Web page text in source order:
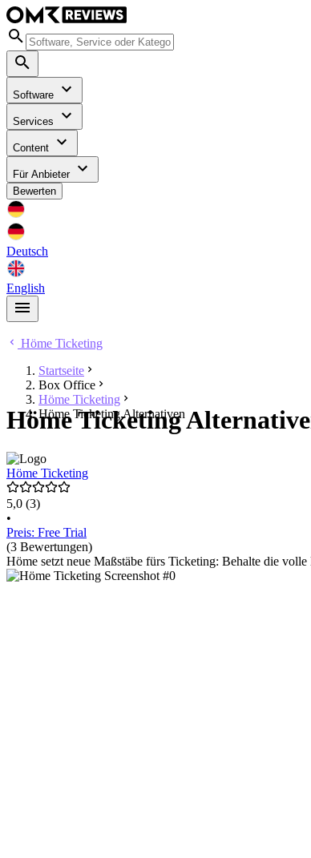
Software
Services
Content
Für Anbieter
Bewerten
Deutsch
English
Höme Ticketing
Startseite
Box Office
Höme Ticketing
Höme Ticketing Alternativen
Höme Ticketing
Höme Ticketing
5,0 (3)
•
Preis: Free Trial
(3 Bewertungen)
Höme setzt neue Maßstäbe fürs Ticketing: Behalte die